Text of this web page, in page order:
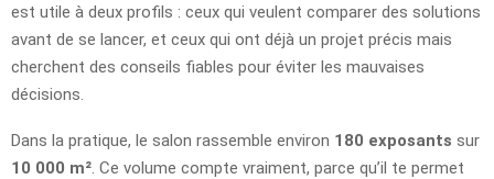
est utile à deux profils : ceux qui veulent comparer des solutions
avant de se lancer, et ceux qui ont déjà un projet précis mais
cherchent des conseils fiables pour éviter les mauvaises
décisions.
Dans la pratique, le salon rassemble environ 180 exposants sur
10 000 m² . Ce volume compte vraiment, parce qu’il te permet